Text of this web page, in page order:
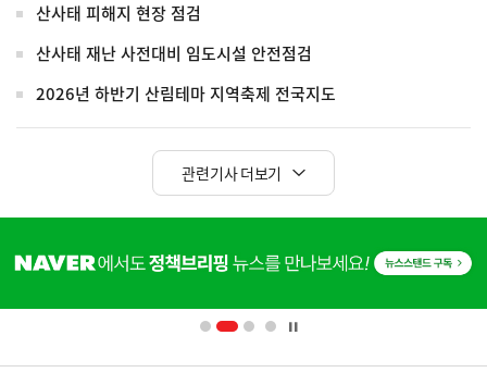
산사태 피해지 현장 점검
산사태 재난 사전대비 임도시설 안전점검
2026년 하반기 산림테마 지역축제 전국지도
관련기사 더보기
단
배
영